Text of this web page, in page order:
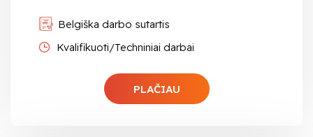
Belgiška darbo sutartis
Kvalifikuoti/Techniniai darbai
PLAČIAU